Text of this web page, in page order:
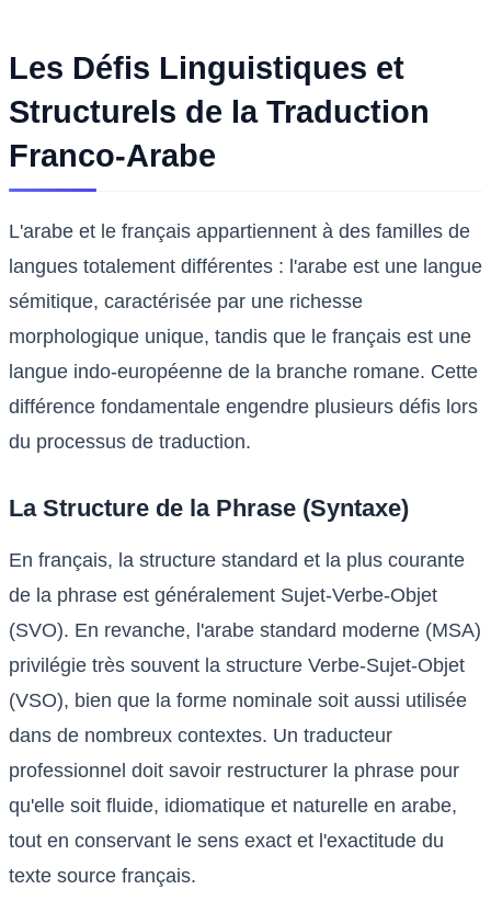
Les Défis Linguistiques et
Structurels de la Traduction
Franco-Arabe
L'arabe et le français appartiennent à des familles de
langues totalement différentes : l'arabe est une langue
sémitique, caractérisée par une richesse
morphologique unique, tandis que le français est une
langue indo-européenne de la branche romane. Cette
différence fondamentale engendre plusieurs défis lors
du processus de traduction.
La Structure de la Phrase (Syntaxe)
En français, la structure standard et la plus courante
de la phrase est généralement Sujet-Verbe-Objet
(SVO). En revanche, l'arabe standard moderne (MSA)
privilégie très souvent la structure Verbe-Sujet-Objet
(VSO), bien que la forme nominale soit aussi utilisée
dans de nombreux contextes. Un traducteur
professionnel doit savoir restructurer la phrase pour
qu'elle soit fluide, idiomatique et naturelle en arabe,
tout en conservant le sens exact et l'exactitude du
texte source français.